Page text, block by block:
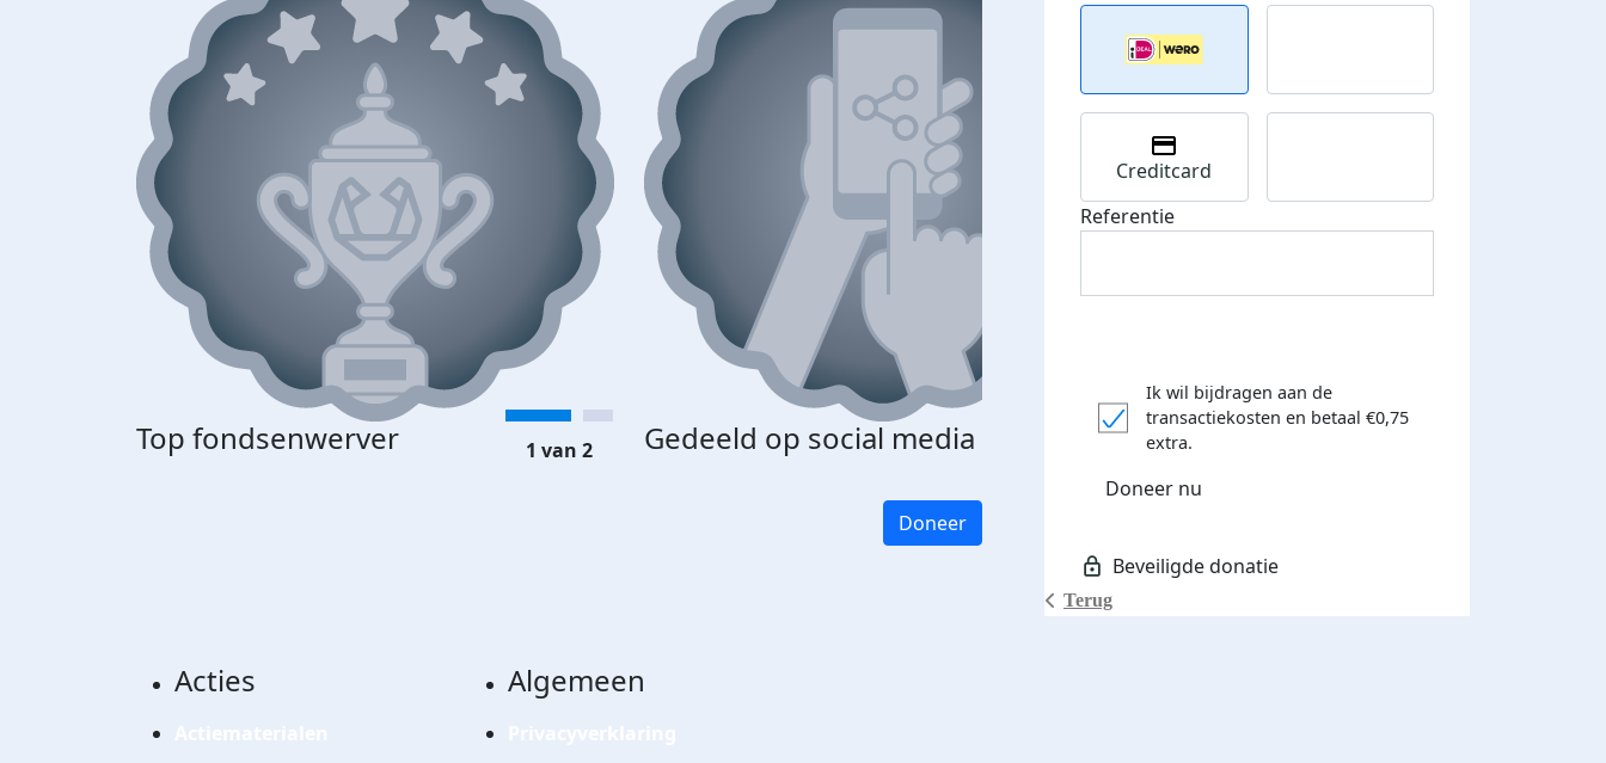
Top fondsenwerver Gedeeld op social media Donateurs bedankt
1 van 2
Doneer
Terug
Creditcard
Referentie
Ik wil bijdragen aan de
transactiekosten en betaal €0,75
extra.
Doneer nu
Acties Algemeen